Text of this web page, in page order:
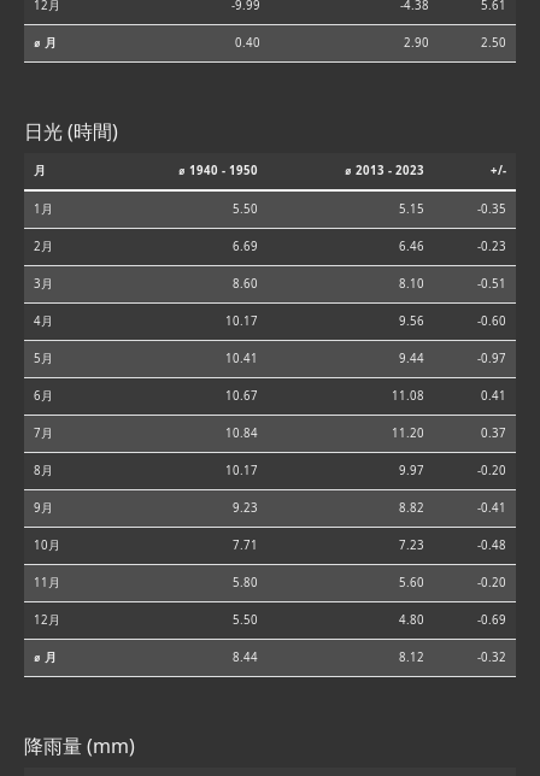
12月 -9.99 -4.38 5.61
⌀ 月 0.40 2.90 2.50
日光 (時間)
月 ⌀ 1940 - 1950 ⌀ 2013 - 2023 +/-
1月 5.50 5.15 -0.35
2月 6.69 6.46 -0.23
3月 8.60 8.10 -0.51
4月 10.17 9.56 -0.60
5月 10.41 9.44 -0.97
6月 10.67 11.08 0.41
7月 10.84 11.20 0.37
8月 10.17 9.97 -0.20
9月 9.23 8.82 -0.41
10月 7.71 7.23 -0.48
11月 5.80 5.60 -0.20
12月 5.50 4.80 -0.69
⌀ 月 8.44 8.12 -0.32
降雨量 (mm)